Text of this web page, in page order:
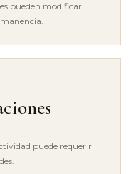
pueden modificar
puede requerir